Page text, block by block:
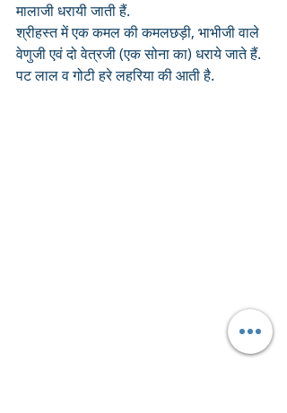
मालाजी धरायी जाती हैं.
श्रीहस्त में एक कमल की कमलछड़ी, भाभीजी वाले
वेणुजी एवं दो वेत्रजी (एक सोना का) धराये जाते हैं.
पट लाल व गोटी हरे लहरिया की आती है.